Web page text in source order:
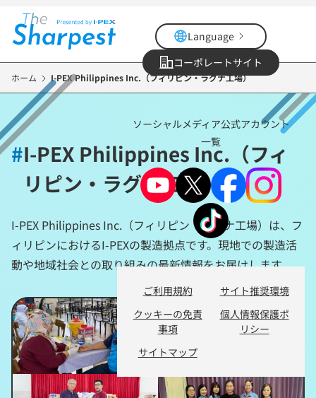
コ
テ
ツ
に
Language
コーポレートサイト
ソーシャルメディア公式アカウント
一覧
ご利用規約
サイト推奨環境
クッキーの免責
事項
個人情報保護ポ
リシー
サイトマップ
ホーム I-PEX Philippines Inc.（フィリピン・ラグナ工場）
#I-PEX Philippines Inc.（フィ
リピン・ラグナ工場）
I-PEX Philippines Inc.（フィリピン・ラグナ工場）は、フ
ィリピンにおけるI-PEXの製造拠点です。現地での製造活
動や地域社会との取り組みの最新情報をお届けします。